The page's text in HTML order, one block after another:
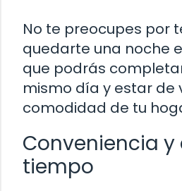
No te preocupes por
quedarte una noche
que podrás
mismo día y estar de
comodidad de tu
Conveniencia y
tiempo